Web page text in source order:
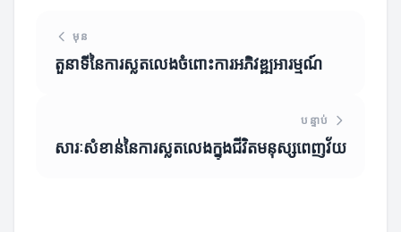
មុន
តួនាទីនៃការស្លតលេងចំពោះការអភិវឌ្ឍអារម្មណ៍
បន្ទាប់
សារៈសំខាន់នៃការស្លតលេងក្នុងជីវិតមនុស្សពេញវ័យ